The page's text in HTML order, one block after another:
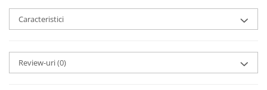
Caracteristici
Review-uri(0)